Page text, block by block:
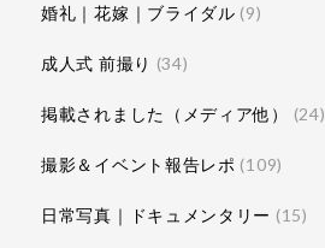
婚礼｜花嫁｜ブライダル (9)
成人式 前撮り (34)
掲載されました（メディア他） (24)
撮影＆イベント報告レポ (109)
日常写真｜ドキュメンタリー (15)